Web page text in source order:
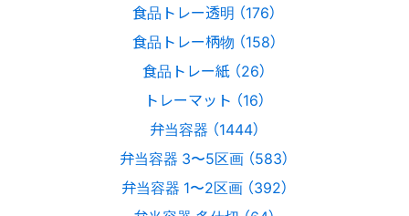
食品トレー透明 （176）
食品トレー柄物 （158）
食品トレー紙 （26）
トレーマット （16）
弁当容器 （1444）
弁当容器 3〜5区画 （583）
弁当容器 1〜2区画 （392）